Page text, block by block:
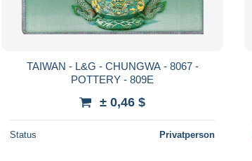
TAIWAN - L&G - CHUNGWA - 8067 -
POTTERY - 809E
± 0,46 $
Status Privatperson